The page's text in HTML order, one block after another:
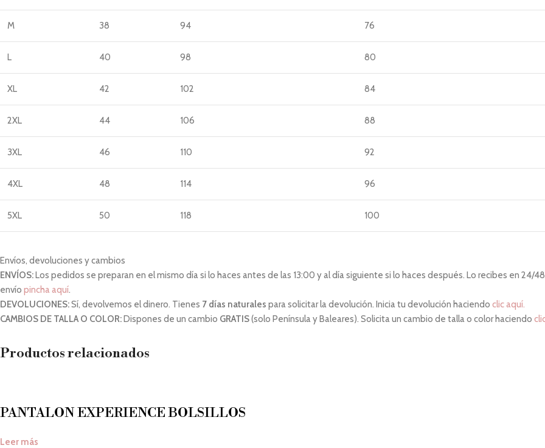
M 38 94 76
L 40 98 80
XL 42 102 84
2XL 44 106 88
3XL 46 110 92
4XL 48 114 96
5XL 50 118 100
Envíos, devoluciones y cambios
ENVÍOS:Los pedidos se preparan en el mismo día si lo haces antes de las 13:00 y al día siguiente si lo haces después. Lo recibes en 24/
envío pincha aquí.
DEVOLUCIONES:Sí, devolvemos el dinero. Tienes 7 días naturales para solicitar la devolución. Inicia tu devolución haciendo clic aquí.
CAMBIOS DE TALLA O COLOR:Dispones de un cambio GRATIS(solo Península y Baleares). Solicita un cambio de talla o color haciendo
Productos relacionados
PANTALON EXPERIENCE BOLSILLOS
Leer más